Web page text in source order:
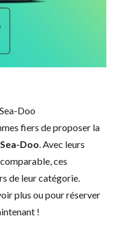
Doo
fiers de proposer la
Doo . Avec leurs
ces
de leur catégorie.
plus ou pour réserver
!